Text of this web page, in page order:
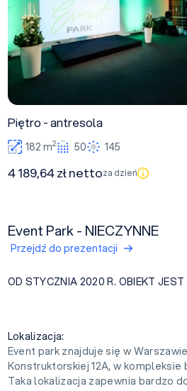
Piętro - antresola
182 m2 50 145
4 189,64 zł nettoza dzień
Event Park - NIECZYNNE
Przejdź do prezentacji
OD STYCZNIA 2020 R. OBIEKT JEST
Lokalizacja:
Event park znajduje się w
Konstruktorskiej 12A, w kompleksie
Taka lokalizacja zapewnia bardzo